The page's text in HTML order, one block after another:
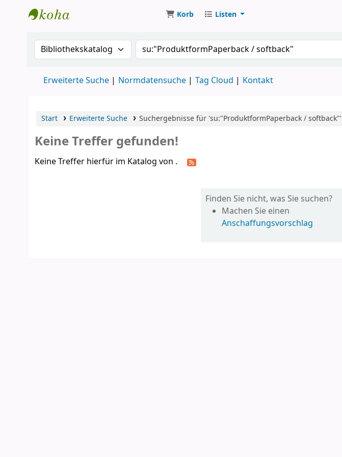
Korb Listen
Suche im Katalog nach:Suche im Katalog
Erweiterte Suche Normdatensuche Tag Cloud Kontakt
Start Erweiterte Suche Suchergebnisse für 'su:"ProduktformPaperback / softback"'
Keine Treffer gefunden!
Keine Treffer hierfür im Katalog von .
Finden Sie nicht, was Sie suchen?
Machen Sie einen
Anschaffungsvorschlag